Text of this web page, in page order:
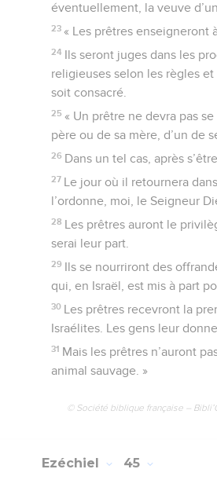
éventuellement, la veuve
23 « Les prêtres enseigneront
24 Ils seront juges dans les
religieuses selon les règles
soit consacré.
25 « Un prêtre ne devra pas
père ou de sa mère, d’un de
26 Dans un tel cas, après
27 Le jour où il retournera
l’ordonne, moi, le Seigneur
28 Les prêtres auront le
serai leur part.
29 Ils se nourriront des
qui, en Israël, est mis à part
30 Les prêtres recevront la
Israélites. Les gens leur
31 Mais les prêtres n’auront
animal sauvage. »
© Société biblique française –
Ezéchiel 45